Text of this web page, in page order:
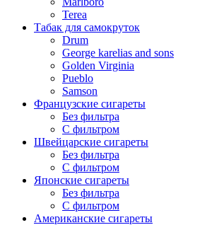
Terea
Табак для самокруток
Drum
George karelias and sons
Golden Virginia
Pueblo
Samson
Французские сигареты
Без фильтра
С фильтром
Швейцарские сигареты
Без фильтра
С фильтром
Японские сигареты
Без фильтра
С фильтром
Американские сигареты